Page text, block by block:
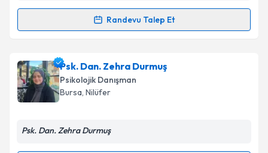
Takvim Talebini Gönder
Randevu Talep Et
Randevu Takvimi Talebi
Psk. Dan. Neslihan Denizcileriçin randevu takvimi
talebi oluşturun. Size bu uzmandan randevu almanız
için bir takvim hazırlandığında e-posta ile
bilgilendireceğiz.
Psk. Dan. Zehra Durmuş
Psikolojik Danışman
Bursa, Nilüfer
Psk. Dan. Zehra Durmuş